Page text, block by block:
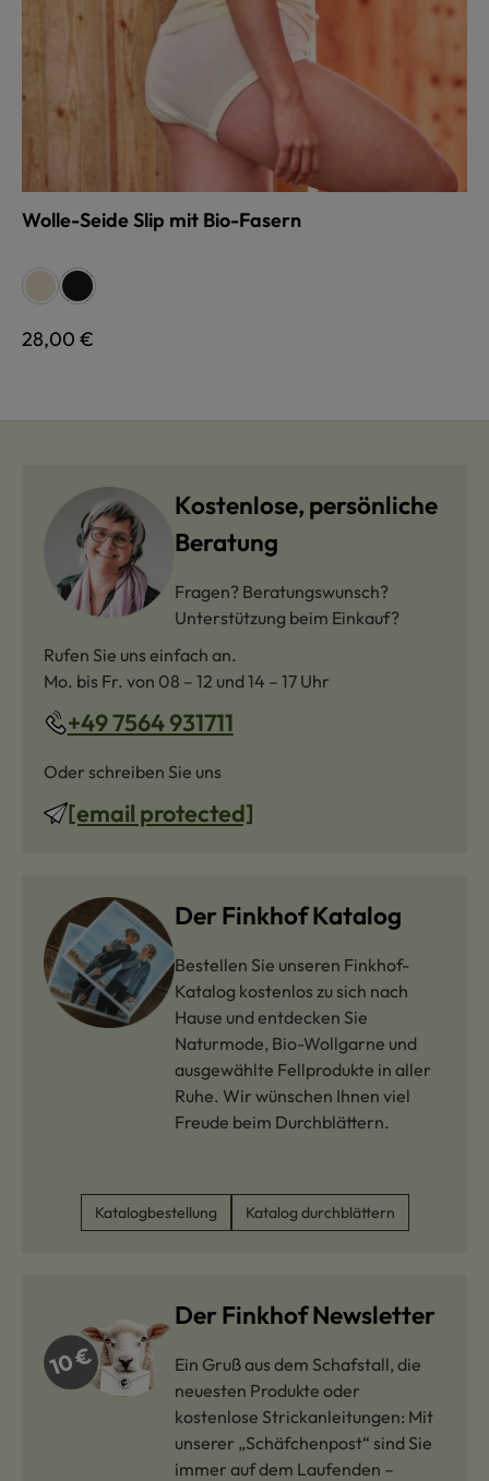
Wolle-Seide Slip mit Bio-Fasern
Farbe auswählen
naturweißschwarz
Regulärer Preis:
28,00 €
Kostenlose, persönliche
Beratung
Fragen? Beratungswunsch?
Unterstützung beim Einkauf?
Rufen Sie uns einfach an.
Mo. bis Fr. von 08 – 12 und 14 – 17 Uhr
+49 7564 931711
Oder schreiben Sie uns
[email protected]
Der Finkhof Katalog
Bestellen Sie unseren Finkhof-
Katalog kostenlos zu sich nach
Hause und entdecken Sie
Naturmode, Bio-Wollgarne und
ausgewählte Fellprodukte in aller
Ruhe. Wir wünschen Ihnen viel
Freude beim Durchblättern.
Katalogbestellung Katalog durchblättern
Der Finkhof Newsletter
Ein Gruß aus dem Schafstall, die
neuesten Produkte oder
kostenlose Strickanleitungen: Mit
unserer „Schäfchenpost“ sind Sie
immer auf dem Laufenden –